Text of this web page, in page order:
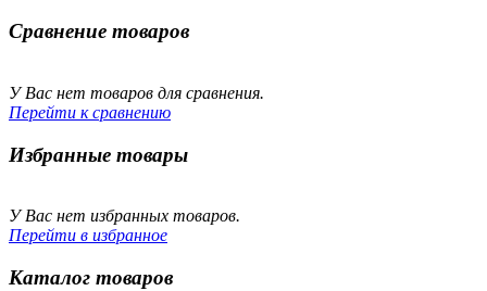
Сравнение товаров
У Вас нет товаров для сравнения.
Перейти к сравнению
Избранные товары
У Вас нет избранных товаров.
Перейти в избранное
Каталог товаров